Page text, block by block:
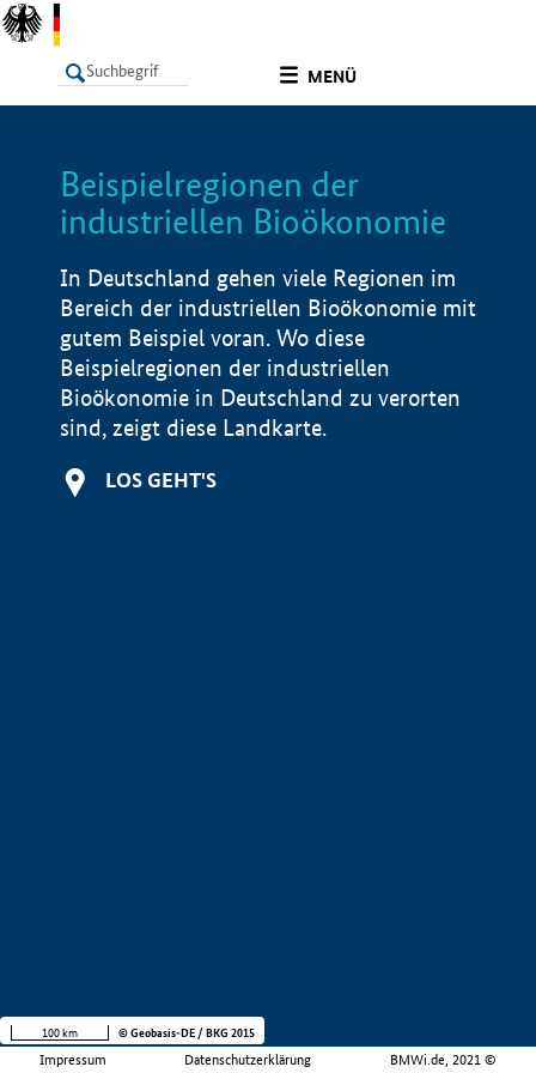
MENÜ
LISTE
Beispielregionen der
industriellen Bioökonomie
In Deutschland gehen viele Regionen im
Bereich der industriellen Bioökonomie mit
gutem Beispiel voran. Wo diese
Beispielregionen der industriellen
Bioökonomie in Deutschland zu verorten
sind, zeigt diese Landkarte.
LOS GEHT'S
Impressum Datenschutzerklärung BMWi.de, 2021 ©
100 km © Geobasis-DE / BKG 2015